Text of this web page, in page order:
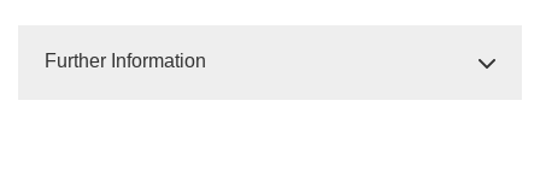
Further Information